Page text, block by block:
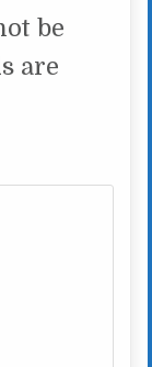
be
are